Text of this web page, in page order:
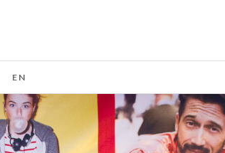
EN